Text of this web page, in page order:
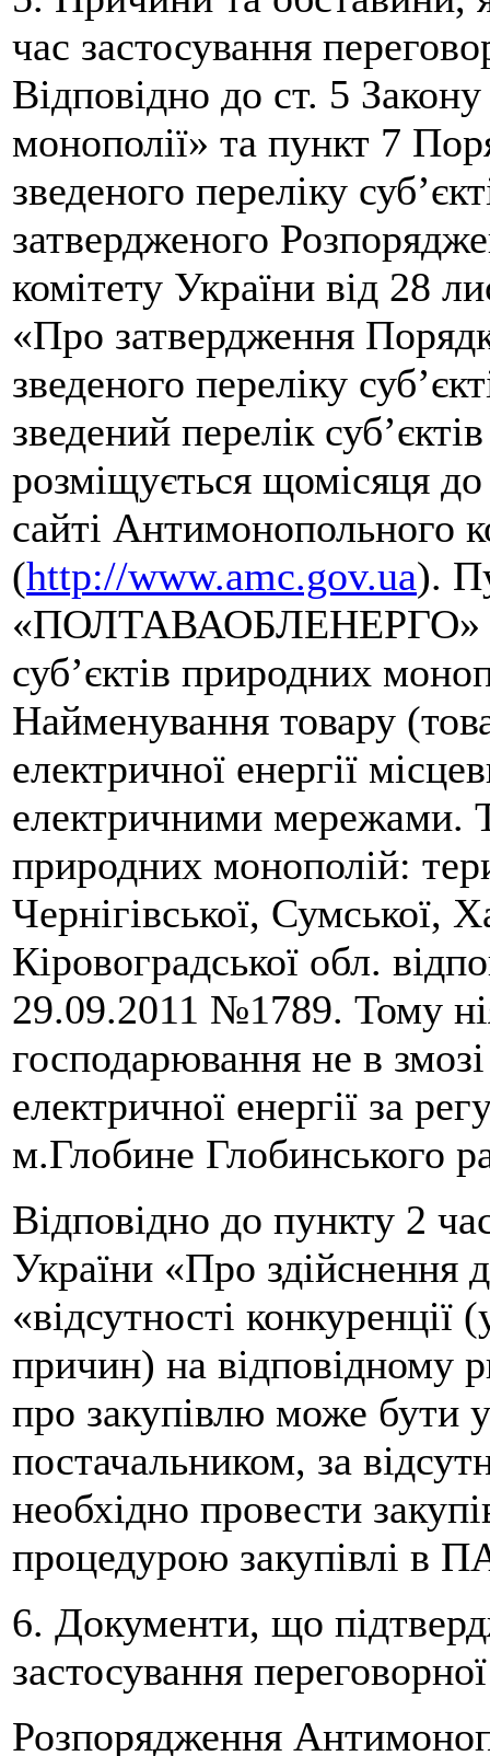
час застосування
Відповідно до ст. 5
монополії» та пункт 7
зведеного переліку
затвердженого
комітету України від 28
«Про затвердження
зведеного переліку
зведений перелік
розміщується щомісяця
сайті Антимонопольного
(http://www.amc.gov.ua).
«ПОЛТАВАОБЛЕНЕРГО»
суб’єктів природних
Найменування товару
електричної енергії
електричними мережами.
природних монополій:
Чернігівської, Сумської,
Кіровоградської обл.
29.09.2011 №1789. Тому
господарювання не в
електричної енергії за
м.Глобине Глобинського
Відповідно до пункту 2
України «Про здійснення
«відсутності конкуренції
причин) на відповідному
про закупівлю може бути
постачальником, за
необхідно провести
процедурою закупівлі
6. Документи, що
застосування
Розпорядження